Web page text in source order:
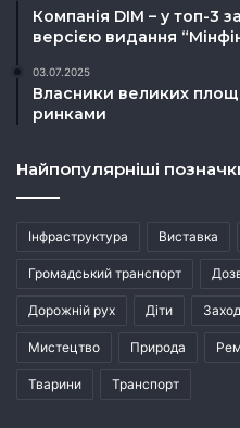
Компанія DIM – у топ-3
версією видання
03.07.2025
Власники великих
ринками
Найпопулярніші
Інфраструктура Виставка
Громадський транспорт
Дорожній рух Діти
Мистецтво Природа
Тварини Транспорт